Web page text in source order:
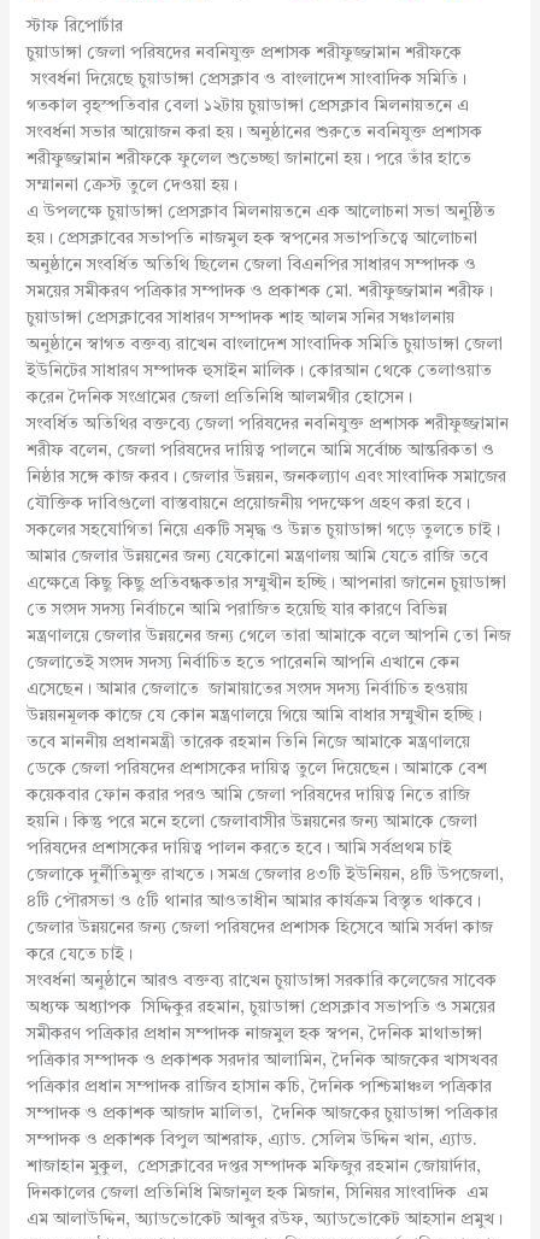
স্টাফ রিপোর্টার
চুয়াডাঙ্গা জেলা পরিষদের নবনিযুক্ত প্রশাসক শরীফুজ্জামান শরীফকে
সংবর্ধনা দিয়েছে চুয়াডাঙ্গা প্রেসক্লাব ও বাংলাদেশ সাংবাদিক সমিতি।
গতকাল বৃহস্পতিবার বেলা ১২টায় চুয়াডাঙ্গা প্রেসক্লাব মিলনায়তনে এ
সংবর্ধনা সভার আয়োজন করা হয়। অনুষ্ঠানের শুরুতে নবনিযুক্ত প্রশাসক
শরীফুজ্জামান শরীফকে ফুলেল শুভেচ্ছা জানানো হয়। পরে তাঁর হাতে
সম্মাননা ক্রেস্ট তুলে দেওয়া হয়।
এ উপলক্ষে চুয়াডাঙ্গা প্রেসক্লাব মিলনায়তনে এক আলোচনা সভা অনুষ্ঠিত
হয়। প্রেসক্লাবের সভাপতি নাজমুল হক স্বপনের সভাপতিত্বে আলোচনা
অনুষ্ঠানে সংবর্ধিত অতিথি ছিলেন জেলা বিএনপির সাধারণ সম্পাদক ও
সময়ের সমীকরণ পত্রিকার সম্পাদক ও প্রকাশক মো. শরীফুজ্জামান শরীফ।
চুয়াডাঙ্গা প্রেসক্লাবের সাধারণ সম্পাদক শাহ আলম সনির সঞ্চালনায়
অনুষ্ঠানে স্বাগত বক্তব্য রাখেন বাংলাদেশ সাংবাদিক সমিতি চুয়াডাঙ্গা জেলা
ইউনিটের সাধারণ সম্পাদক হুসাইন মালিক। কোরআন থেকে তেলাওয়াত
করেন দৈনিক সংগ্রামের জেলা প্রতিনিধি আলমগীর হোসেন।
সংবর্ধিত অতিথির বক্তব্যে জেলা পরিষদের নবনিযুক্ত প্রশাসক শরীফুজ্জামান
শরীফ বলেন, জেলা পরিষদের দায়িত্ব পালনে আমি সর্বোচ্চ আন্তরিকতা ও
নিষ্ঠার সঙ্গে কাজ করব। জেলার উন্নয়ন, জনকল্যাণ এবং সাংবাদিক সমাজের
যৌক্তিক দাবিগুলো বাস্তবায়নে প্রয়োজনীয় পদক্ষেপ গ্রহণ করা হবে।
সকলের সহযোগিতা নিয়ে একটি সমৃদ্ধ ও উন্নত চুয়াডাঙ্গা গড়ে তুলতে চাই।
আমার জেলার উন্নয়নের জন্য যেকোনো মন্ত্রণালয় আমি যেতে রাজি তবে
এক্ষেত্রে কিছু কিছু প্রতিবন্ধকতার সম্মুখীন হচ্ছি। আপনারা জানেন চুয়াডাঙ্গা
তে সংসদ সদস্য নির্বাচনে আমি পরাজিত হয়েছি যার কারণে বিভিন্ন
মন্ত্রণালয়ে জেলার উন্নয়নের জন্য গেলে তারা আমাকে বলে আপনি তো নিজ
জেলাতেই সংসদ সদস্য নির্বাচিত হতে পারেননি আপনি এখানে কেন
এসেছেন। আমার জেলাতে জামায়াতের সংসদ সদস্য নির্বাচিত হওয়ায়
উন্নয়নমূলক কাজে যে কোন মন্ত্রণালয়ে গিয়ে আমি বাধার সম্মুখীন হচ্ছি।
তবে মাননীয় প্রধানমন্ত্রী তারেক রহমান তিনি নিজে আমাকে মন্ত্রণালয়ে
ডেকে জেলা পরিষদের প্রশাসকের দায়িত্ব তুলে দিয়েছেন। আমাকে বেশ
কয়েকবার ফোন করার পরও আমি জেলা পরিষদের দায়িত্ব নিতে রাজি
হয়নি। কিন্তু পরে মনে হলো জেলাবাসীর উন্নয়নের জন্য আমাকে জেলা
পরিষদের প্রশাসকের দায়িত্ব পালন করতে হবে। আমি সর্বপ্রথম চাই
জেলাকে দুর্নীতিমুক্ত রাখতে। সমগ্র জেলার ৪৩টি ইউনিয়ন, ৪টি উপজেলা,
৪টি পৌরসভা ও ৫টি থানার আওতাধীন আমার কার্যক্রম বিস্তৃত থাকবে।
জেলার উন্নয়নের জন্য জেলা পরিষদের প্রশাসক হিসেবে আমি সর্বদা কাজ
করে যেতে চাই।
সংবর্ধনা অনুষ্ঠানে আরও বক্তব্য রাখেন চুয়াডাঙ্গা সরকারি কলেজের সাবেক
অধ্যক্ষ অধ্যাপক সিদ্দিকুর রহমান, চুয়াডাঙ্গা প্রেসক্লাব সভাপতি ও সময়ের
সমীকরণ পত্রিকার প্রধান সম্পাদক নাজমুল হক স্বপন, দৈনিক মাথাভাঙ্গা
পত্রিকার সম্পাদক ও প্রকাশক সরদার আলামিন, দৈনিক আজকের খাসখবর
পত্রিকার প্রধান সম্পাদক রাজিব হাসান কচি, দৈনিক পশ্চিমাঞ্চল পত্রিকার
সম্পাদক ও প্রকাশক আজাদ মালিতা, দৈনিক আজকের চুয়াডাঙ্গা পত্রিকার
সম্পাদক ও প্রকাশক বিপুল আশরাফ, এ্যাড. সেলিম উদ্দিন খান, এ্যাড.
শাজাহান মুকুল, প্রেসক্লাবের দপ্তর সম্পাদক মফিজুর রহমান জোয়ার্দার,
দিনকালের জেলা প্রতিনিধি মিজানুল হক মিজান, সিনিয়র সাংবাদিক এম
এম আলাউদ্দিন, অ্যাডভোকেট আব্দুর রউফ, অ্যাডভোকেট আহসান প্রমুখ।